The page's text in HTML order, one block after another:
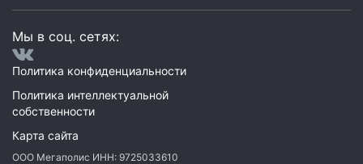
Мы в соц. сетях:
Политика конфиденциальности
Политика интеллектуальной
собственности
Карта сайта
ООО Мегаполис ИНН: 9725033610